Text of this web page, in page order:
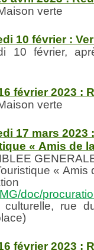
verte
10 février :
10 février,
février 2023 :
verte
17 mars
« Amis de
« Amis
doc/
culturelle, rue
février 2023 :